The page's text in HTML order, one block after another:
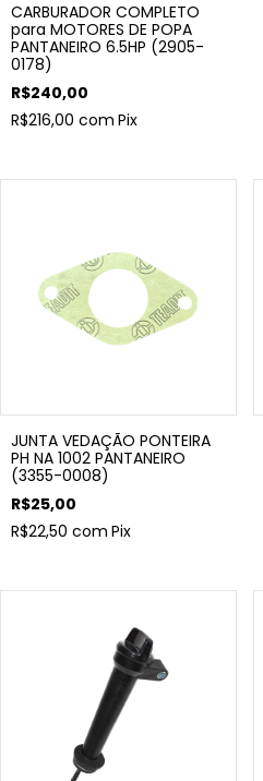
CARBURADOR COMPLETO
para MOTORES DE POPA
PANTANEIRO 6.5HP (2905-
0178)
R$240,00
R$216,00 com Pix
JUNTA VEDAÇÃO PONTEIRA
PH NA 1002 PANTANEIRO
(3355-0008)
R$25,00
R$22,50 com Pix